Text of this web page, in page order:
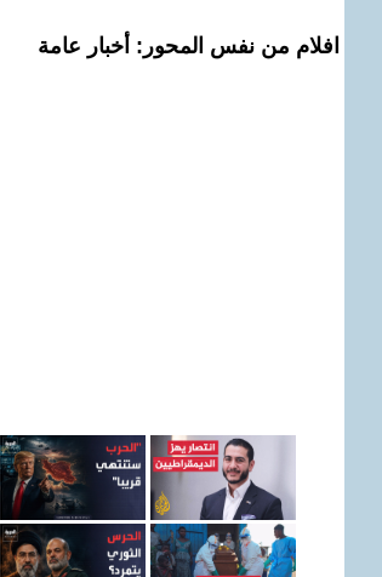
افلام من نفس المحور: أخبار عامة